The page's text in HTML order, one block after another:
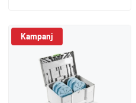
Kampanj